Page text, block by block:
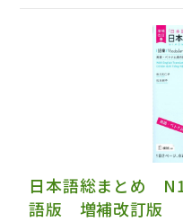
日本語総まとめ
語版 増補改訂版